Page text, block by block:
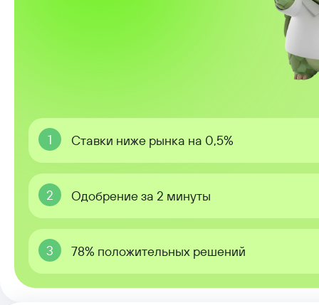
1 Ставки ниже рынка на 0,5%
2 Одобрение за 2 минуты
3 78% положительных решений